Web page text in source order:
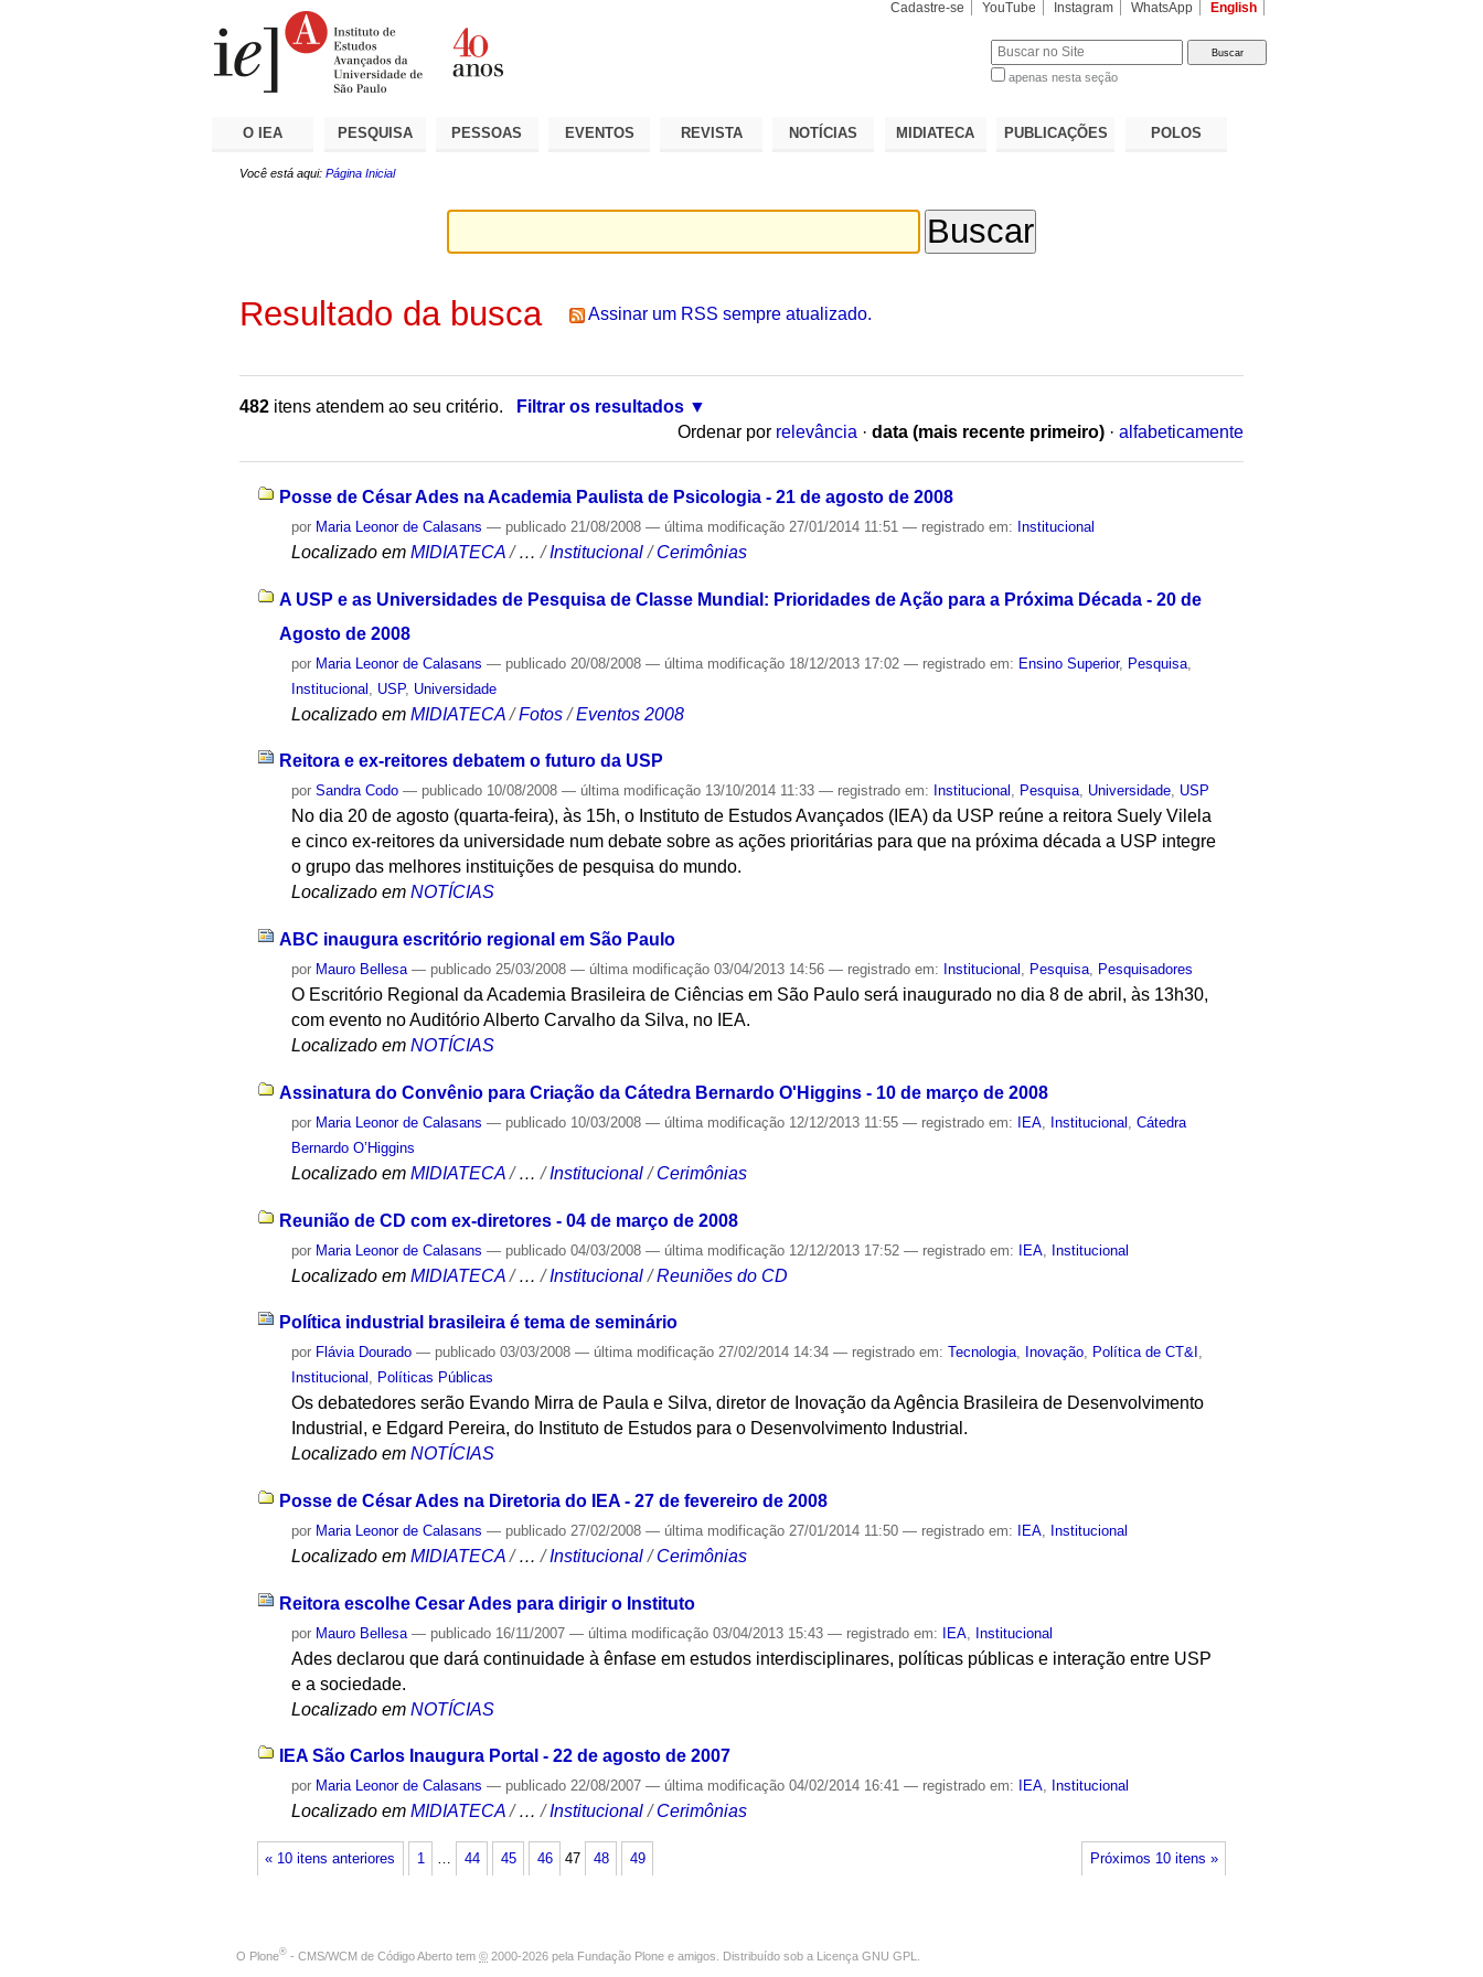
Cadastre-se YouTube Instagram WhatsApp English
apenas nesta seção
O IEA PESQUISA PESSOAS EVENTOS REVISTA NOTÍCIAS MIDIATECA PUBLICAÇÕES POLOS
Você está aqui: Página Inicial
Resultado da busca Assinar um RSS sempre atualizado.
482 itens atendem ao seu critério.
Filtrar os resultados
Ordenar por relevância · data (mais recente primeiro) · alfabeticamente
Posse de César Ades na Academia Paulista de Psicologia - 21 de agosto de 2008
por Maria Leonor de Calasans — publicado 21/08/2008— última modificação 27/01/2014 11:51— registrado em: Institucional
Localizado em MIDIATECA /…/Institucional /Cerimônias
A USP e as Universidades de Pesquisa de Classe Mundial: Prioridades de Ação para a Próxima Década - 20 de
Agosto de 2008
por Maria Leonor de Calasans — publicado 20/08/2008— última modificação 18/12/2013 17:02— registrado em: Ensino Superior, Pesquisa
Institucional
USP, Universidade
Localizado em MIDIATECA /Fotos /Eventos 2008
Reitora e ex-reitores debatem o futuro da USP
porSandra Codo — publicado 10/08/2008— última modificação 13/10/2014 11:33— registrado em: Institucional , Pesquisa, Universidade, USP
No dia 20 de agosto (quarta-feira), às 15h, o Instituto de Estudos Avançados (IEA) da USP reúne a reitora Suely Vilela
e cinco ex-reitores da universidade num debate sobre as ações prioritárias para que na próxima década a USP integre
o grupo das melhores instituições de pesquisa do mundo.
Localizado em NOTÍCIAS
ABC inaugura escritório regional em São Paulo
por Mauro Bellesa — publicado 25/03/2008— última modificação 03/04/2013 14:56— registrado em: Institucional , Pesquisa, Pesquisadores
O Escritório Regional da Academia Brasileira de Ciências em São Paulo será inaugurado no dia 8 de abril, às 13h30,
com evento no Auditório Alberto Carvalho da Silva, no IEA.
Localizado em NOTÍCIAS
Assinatura do Convênio para Criação da Cátedra Bernardo O'Higgins - 10 de março de 2008
por Maria Leonor de Calasans — publicado 10/03/2008— última modificação 12/12/2013 11:55— registrado em: IEA Institucional ,Cátedra
Bernardo O’Higgins
Localizado em MIDIATECA /…/Institucional /Cerimônias
Reunião de CD com ex-diretores - 04 de março de 2008
por Maria Leonor de Calasans — publicado 04/03/2008— última modificação 12/12/2013 17:52— registrado em: IEA Institucional
Localizado em MIDIATECA /…/Institucional /Reuniões do CD
Política industrial brasileira é tema de seminário
por Flávia Dourado — publicado 03/03/2008— última modificação 27/02/2014 14:34— registrado em:Tecnologia, Inovação, Política de CT&I ,
Institucional , Políticas Públicas
Os debatedores serão Evando Mirra de Paula e Silva, diretor de Inovação da Agência Brasileira de Desenvolvimento
Industrial, e Edgard Pereira, do Instituto de Estudos para o Desenvolvimento Industrial.
Localizado em NOTÍCIAS
Posse de César Ades na Diretoria do IEA - 27 de fevereiro de 2008
por Maria Leonor de Calasans — publicado 27/02/2008— última modificação 27/01/2014 11:50— registrado em: IEA Institucional
Localizado em MIDIATECA /…/Institucional /Cerimônias
Reitora escolhe Cesar Ades para dirigir o Instituto
por Mauro Bellesa — publicado 16/11/2007— última modificação 03/04/2013 15:43— registrado em: IEA Institucional
Ades declarou que dará continuidade à ênfase em estudos interdisciplinares, políticas públicas e interação entre USP
e a sociedade.
Localizado em NOTÍCIAS
IEA São Carlos Inaugura Portal - 22 de agosto de 2007
por Maria Leonor de Calasans — publicado 22/08/2007— última modificação 04/02/2014 16:41— registrado em: IEA, Institucional
Localizado em MIDIATECA /…/Institucional /Cerimônias
« 10 itens anteriores Próximos 10 itens »
1 44 45 46 47 48 49
O Plone® - CMS/WCM de Código Aberto tem © 2000-2026 pela Fundação Plone e amigos. Distribuído sob a Licença GNU GPL